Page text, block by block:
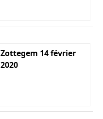
Zottegem 14 février
2020